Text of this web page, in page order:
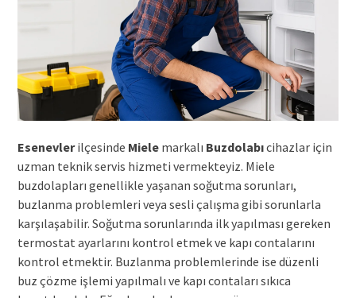
Esenevlerilçesinde Mielemarkalı Buzdolabıcihazlar için
uzman teknik servis hizmeti vermekteyiz. Miele
buzdolapları genellikle yaşanan soğutma sorunları,
buzlanma problemleri veya sesli çalışma gibi sorunlarla
karşılaşabilir. Soğutma sorunlarında ilk yapılması gereken
termostat ayarlarını kontrol etmek ve kapı contalarını
kontrol etmektir. Buzlanma problemlerinde ise düzenli
buz çözme işlemi yapılmalı ve kapı contaları sıkıca